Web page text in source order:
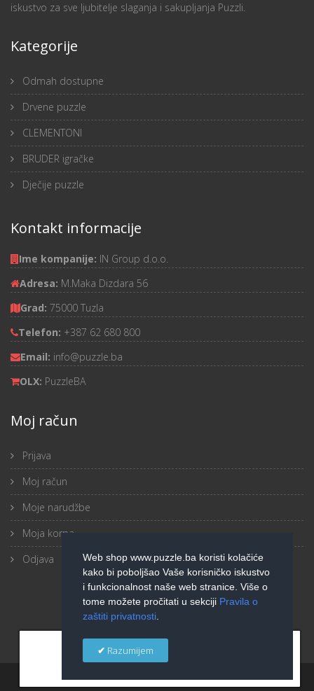
iskustvo za sve ljubitelje slaganja i sakupljanja Puzzli.
Kategorije
Odmah dostupne
Drvene puzzle
CLEMENTONI
BRUDER igračke
Dječije puzzle
Kontakt informacije
Ime kompanije: IN Group d.o.o.
Adresa: M.Maka Dizdara 56
Grad: 75000 Tuzla
Telefon: +387 62 680 800
Email: info@puzzle.ba
OLX: PuzzleBA
Moj račun
Prijava
Moj račun
Moje narudžbe
Moja korpa
Odjava
Web shop www.puzzle.ba koristi kolačiće
kako bi poboljšao Vaše korisničko iskustvo
i funkcionalnost naše web stranice. Više o
tome možete pročitati u sekciji Pravila o
zaštiti privatnosti.
Razumijem